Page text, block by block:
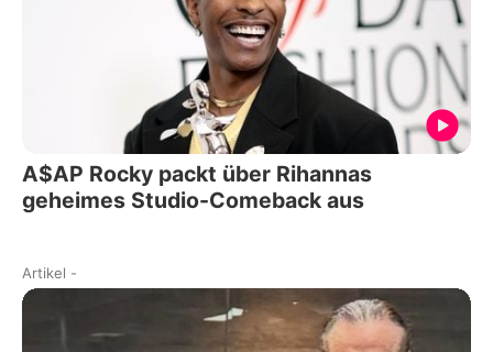
A$AP Rocky packt über Rihannas
geheimes Studio-Comeback aus
Artikel -